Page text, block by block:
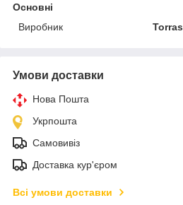
Основні
Виробник
Torras
Умови доставки
Нова Пошта
Укрпошта
Самовивіз
Доставка кур'єром
Всі умови доставки